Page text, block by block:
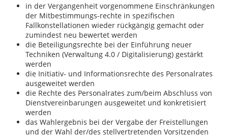
in der Vergangenheit vorgenommene Einschränkungen
der Mitbestimmungs-rechte in spezifischen
Fallkonstellationen wieder rückgängig gemacht oder
zumindest neu bewertet werden
die Beteiligungsrechte bei der Einführung neuer
Techniken (Verwaltung 4.0 / Digitalisierung) gestärkt
werden
die Initiativ- und Informationsrechte des Personalrates
ausgeweitet werden
die Rechte des Personalrates zum/beim Abschluss von
Dienstvereinbarungen ausgeweitet und konkretisiert
werden
das Wahlergebnis bei der Vergabe der Freistellungen
und der Wahl der/des stellvertretenden Vorsitzenden